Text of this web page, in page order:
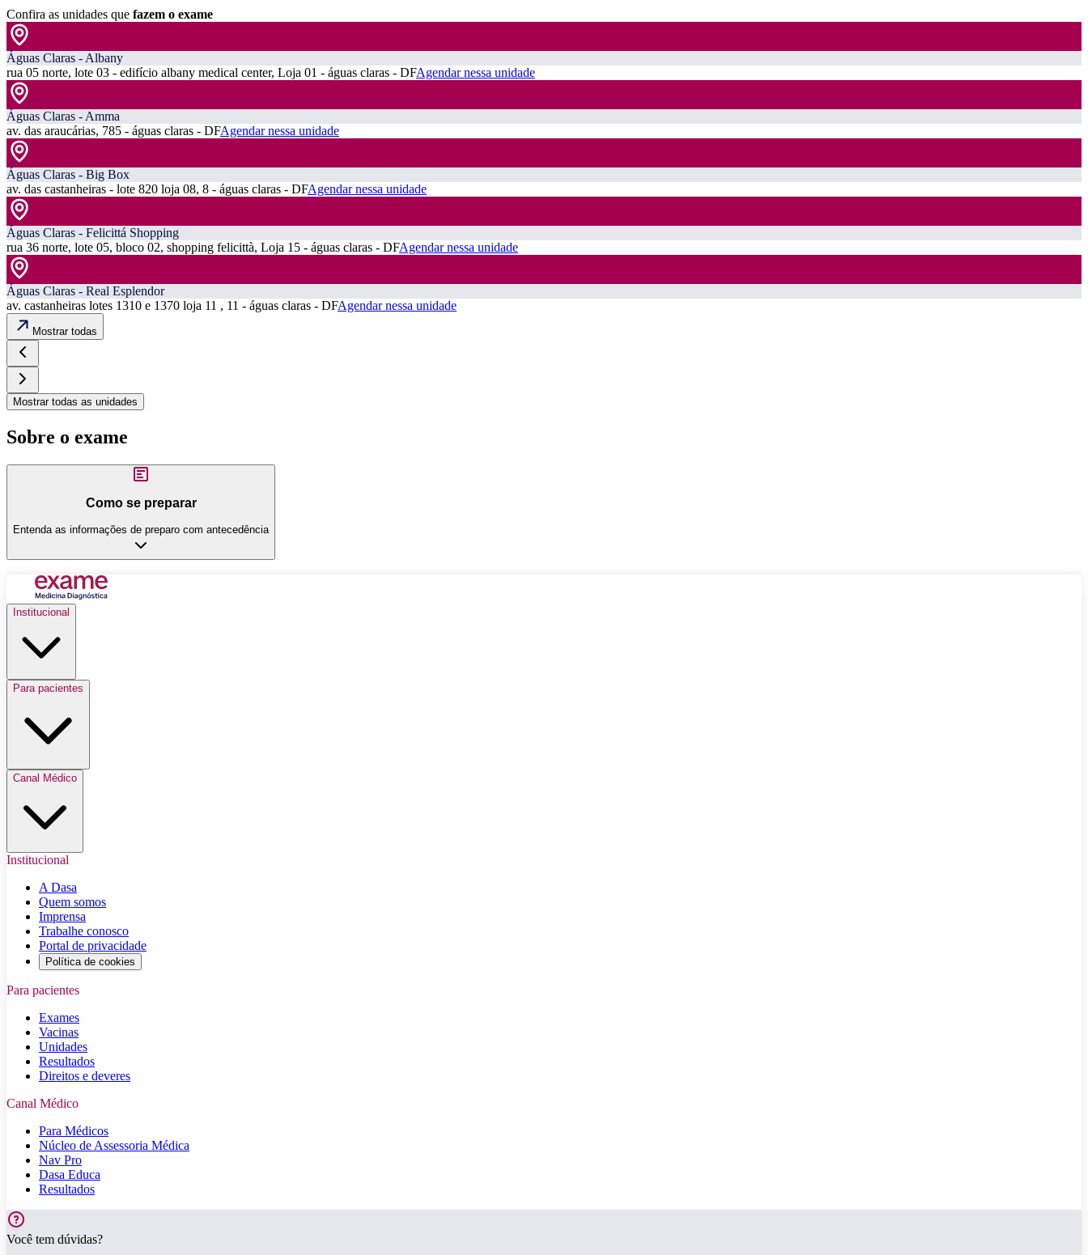
Confira as unidades que fazem o exame
Águas Claras - Albany
rua 05 norte, lote 03 - edifício albany medical center, Loja 01 - águas claras - DFAgendar nessa unidade
Águas Claras - Amma
av. das araucárias, 785 - águas claras - DFAgendar nessa unidade
Águas Claras - Big Box
av. das castanheiras - lote 820 loja 08, 8 - águas claras - DFAgendar nessa unidade
Águas Claras - Felicittá Shopping
rua 36 norte, lote 05, bloco 02, shopping felicittà, Loja 15 - águas claras - DFAgendar nessa unidade
Águas Claras - Real Esplendor
av. castanheiras lotes 1310 e 1370 loja 11 , 11 - águas claras - DFAgendar nessa unidade
Mostrar todas
Mostrar todas as unidades
Sobre o exame
Como se preparar
Entenda as informações de preparo com antecedência
Institucional
Para pacientes
Canal Médico
Institucional
A Dasa
Quem somos
Imprensa
Trabalhe conosco
Portal de privacidade
Política de cookies
Para pacientes
Exames
Vacinas
Unidades
Resultados
Direitos e deveres
Canal Médico
Para Médicos
Núcleo de Assessoria Médica
Nav Pro
Dasa Educa
Resultados
Você tem dúvidas?